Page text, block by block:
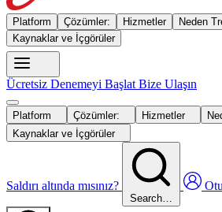
Platform Çözümler: Hizmetler
Neden
Kaynaklar ve İçgörüler
Ücretsiz Denemeyi Başlat Bize Ulaşın
Platform Çözümler: Hizmetler
Kaynaklar ve İçgörüler
Saldırı altında mısınız?
Search…